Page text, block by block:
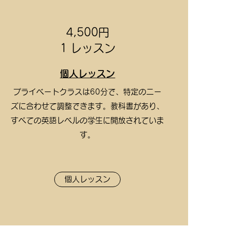
4,500円
1 レッスン
個人レッスン
プライベートクラスは60分で、特定のニー
ズに合わせて調整できます。教科書があり、
すべての英語レベルの学生に開放されていま
す。
個人レッスン